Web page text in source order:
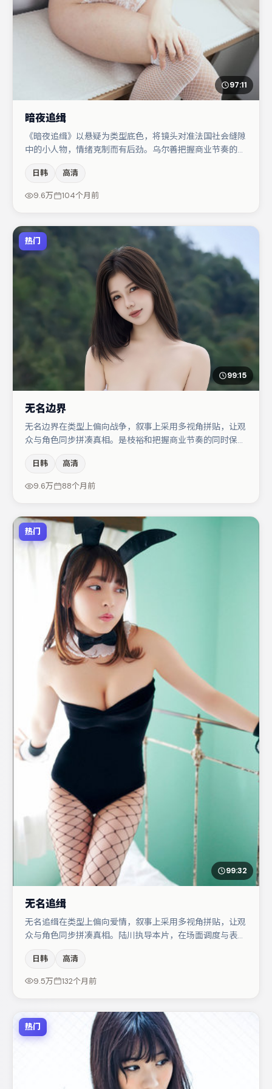
97:11
暗夜追缉
《暗夜追缉》以悬疑为类型底色，将镜头对准法国社会缝隙
中的小人物，情绪克制而有后劲。乌尔善把握商业节奏的同
中承担叙事驱动，蒋奇明、张子枫分别提供反差与喜剧/悬
疑调剂（视场次而定）。整体完成度较高，适合周末一口气
日韩 高清
9.6万 104个月前
热门
99:15
无名边界
无名边界在类型上偏向战争，叙事上采用多视角拼贴，让观
众与角色同步拼凑真相。是枝裕和把握商业节奏的同时保留
的对手戏构成全片情感锚点，雷佳音则以细节塑造推动谜题
层层揭开。节奏紧凑、反转有度，值得列入片单。
日韩 高清
9.6万 88个月前
热门
99:32
无名追缉
无名追缉在类型上偏向爱情，叙事上采用多视角拼贴，让观
众与角色同步拼凑真相。陆川执导本片，在场面调度与表演
担叙事驱动，肖央、金高银分别提供反差与喜剧/悬疑调剂
（视场次而定）。节奏紧凑、反转有度，值得列入片单。
日韩 高清
9.5万 132个月前
热门